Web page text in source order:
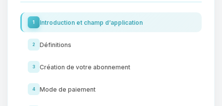
1 Introduction et champ d’application
2 Définitions
3 Création de votre abonnement
4 Mode de paiement